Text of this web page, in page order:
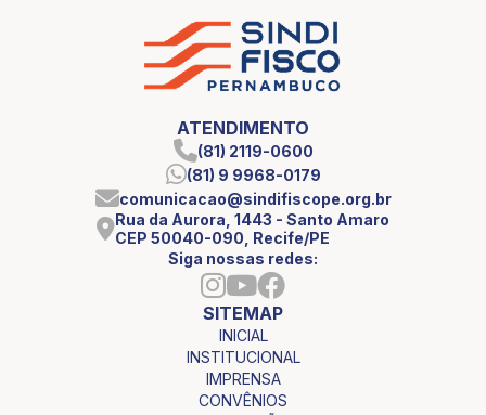
ATENDIMENTO
(81) 2119-0600
(81) 9 9968-0179
comunicacao@sindifiscope.org.br
Rua da Aurora, 1443 - Santo Amaro
CEP 50040-090, Recife/PE
Siga nossas redes:
SITEMAP
INICIAL
INSTITUCIONAL
IMPRENSA
CONVÊNIOS